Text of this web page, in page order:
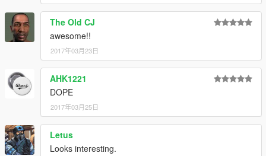
The Old CJ
awesome!!
2017年03月23日
AHK1221
DOPE
2017年03月25日
Letus
Looks interesting.